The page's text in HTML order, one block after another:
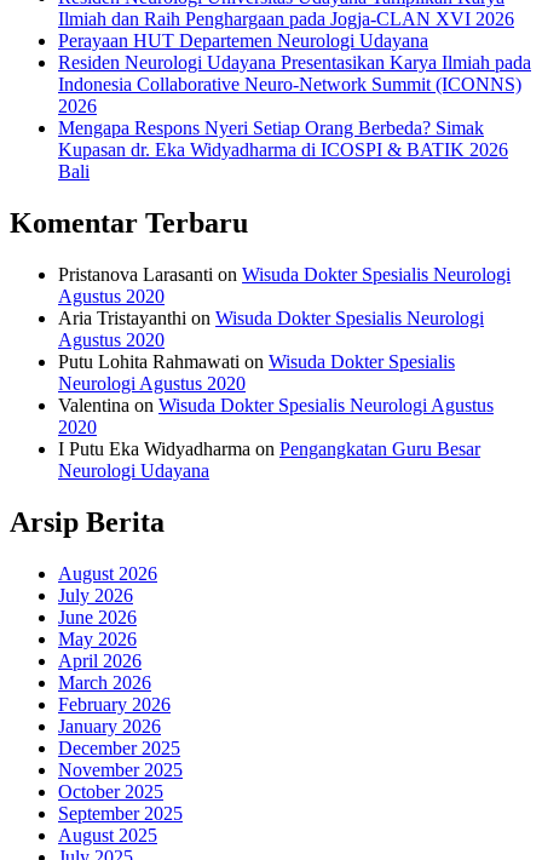
Ilmiah dan Raih Penghargaan pada Jogja-CLAN XVI 2026
Perayaan HUT Departemen Neurologi Udayana
Residen Neurologi Udayana Presentasikan Karya Ilmiah pada
Indonesia Collaborative Neuro-Network Summit (ICONNS)
2026
Mengapa Respons Nyeri Setiap Orang Berbeda? Simak
Kupasan dr. Eka Widyadharma di ICOSPI & BATIK 2026
Bali
Komentar Terbaru
Pristanova Larasanti on Wisuda Dokter Spesialis Neurologi
Agustus 2020
Aria Tristayanthi on Wisuda Dokter Spesialis Neurologi
Agustus 2020
Putu Lohita Rahmawati on Wisuda Dokter Spesialis
Neurologi Agustus 2020
Valentina on Wisuda Dokter Spesialis Neurologi Agustus
2020
I Putu Eka Widyadharma on Pengangkatan Guru Besar
Neurologi Udayana
Arsip Berita
August 2026
July 2026
June 2026
May 2026
April 2026
March 2026
February 2026
January 2026
December 2025
November 2025
October 2025
September 2025
August 2025